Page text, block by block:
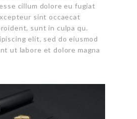
cillum dolore eu fugiat
sint occaecat
sunt in culpa qu.
elit, sed do eiusmod
ut labore et dolore magna